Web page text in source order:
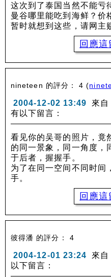
这次到了泰国当然不能亏
曼谷哪里能吃到海鲜？价
暂时就想到这些，请网主
回應這
nineteen 的評分： 4 (
2004-12-02 13:49 來自
有以下留言：
看见你的吴哥的照片，竟
的同一景象，同一角度，
于后者，握握手。
为了在同一空间不同时间
手。
回應這
彼得潘 的評分： 4
2004-12-01 23:24 來自
以下留言：